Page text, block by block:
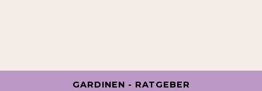
GARDINEN - RATGEBER